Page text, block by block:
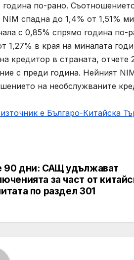
година по-рано.
NIM спадна до 1,4% от 1,51%
с 0,85% спрямо година по-
1,27% в края на миналата
кредитор в страната,
с преди година. Нейният
на необслужваните
е Българо-Китайска
90 дни: САЩ удължават
за част от
по раздел 301